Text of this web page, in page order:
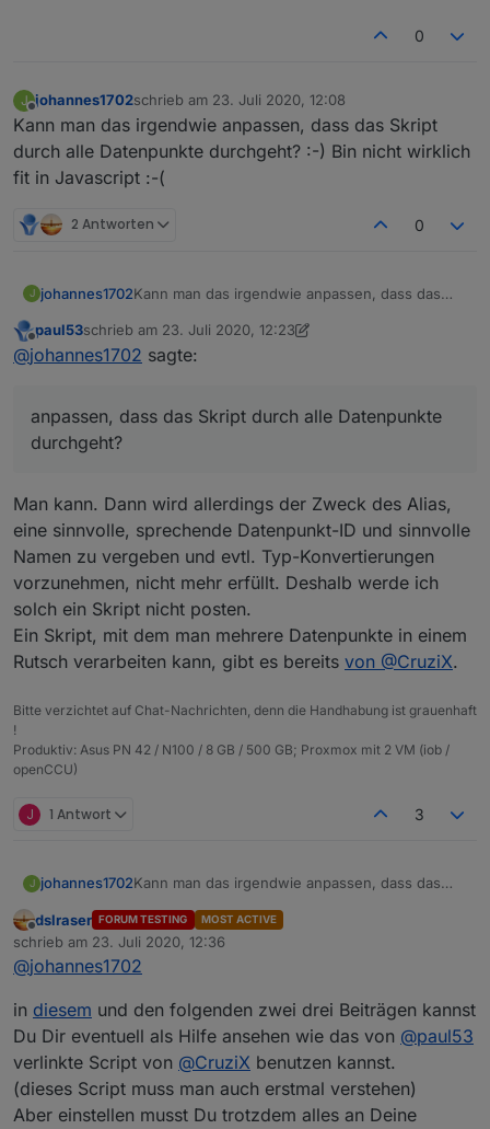
0
J
Offline
johannes1702schrieb am 23. Juli 2020, 12:08
zuletzt editiert von
Kann man das irgendwie anpassen, dass das Skript
durch alle Datenpunkte durchgeht? :-) Bin nicht wirklich
fit in Javascript :-(
2 Antworten 0
J johannes1702Kann man das irgendwie anpassen, dass das
nicht wirklich fit in Javascript :-(
Offline
paul53schrieb am 23. Juli 2020, 12:23
zuletzt editiert von paul53
@johannes1702 sagte:
anpassen, dass das Skript durch alle Datenpunkte
durchgeht?
Man kann. Dann wird allerdings der Zweck des Alias,
eine sinnvolle, sprechende Datenpunkt-ID und sinnvolle
Namen zu vergeben und evtl. Typ-Konvertierungen
vorzunehmen, nicht mehr erfüllt. Deshalb werde ich
solch ein Skript nicht posten.
Ein Skript, mit dem man mehrere Datenpunkte in einem
Rutsch verarbeiten kann, gibt es bereits von @CruziX.
Bitte verzichtet auf Chat-Nachrichten, denn die Handhabung ist grauenhaft
!
Produktiv: Asus PN 42 / N100 / 8 GB / 500 GB; Proxmox mit 2 VM (iob /
openCCU)
J 1 Antwort 3
J johannes1702Kann man das irgendwie anpassen, dass das
nicht wirklich fit in Javascript :-(
Offline
dslraser FORUM TESTING MOST ACTIVE
schrieb am 23. Juli 2020, 12:36
zuletzt editiert von
@johannes1702
in diesem und den folgenden zwei drei Beiträgen kannst
Du Dir eventuell als Hilfe ansehen wie das von @paul53
verlinkte Script von @CruziX benutzen kannst.
(dieses Script muss man auch erstmal verstehen)
Aber einstellen musst Du trotzdem alles an Deine